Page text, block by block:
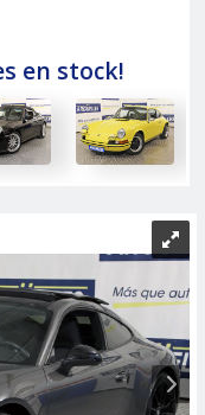
en stock!